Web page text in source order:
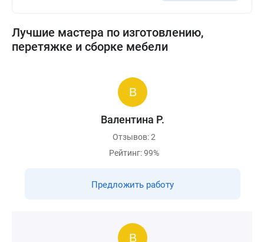
Лучшие мастера по изготовлению,
перетяжке и сборке мебели
Валентина Р.
Отзывов: 2
Рейтинг: 99%
Предложить работу